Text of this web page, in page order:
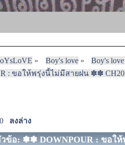
» Boy's love»
Boy's
: ขอให้พรุ่งนี้ไม่มีสายฝน ✽✽ CH20
ลงล่าง
ข้อ: ✽✽ DOWNPOUR : ขอให้